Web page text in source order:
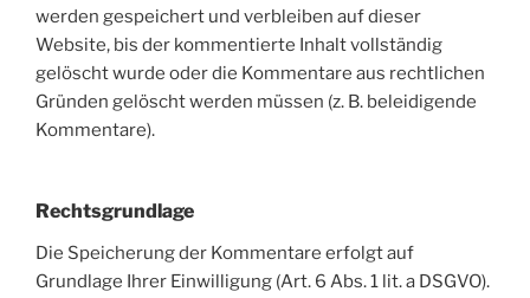
werden gespeichert und verbleiben auf dieser
Website, bis der kommentierte Inhalt vollständig
gelöscht wurde oder die Kommentare aus rechtlichen
Gründen gelöscht werden müssen (z. B. beleidigende
Kommentare).
Rechtsgrundlage
Die Speicherung der Kommentare erfolgt auf
Grundlage Ihrer Einwilligung (Art. 6 Abs. 1 lit. a DSGVO).